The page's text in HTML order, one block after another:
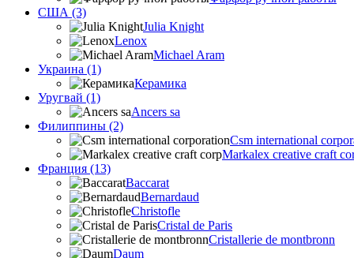
США (3)
Julia Knight
Lenox
Michael Aram
Украина (1)
Керамика
Уругвай (1)
Ancers sa
Филиппины (2)
Csm international
Markalex creative craft
Франция (13)
Baccarat
Bernardaud
Christofle
Cristal de Paris
Cristallerie de montbronn
Daum